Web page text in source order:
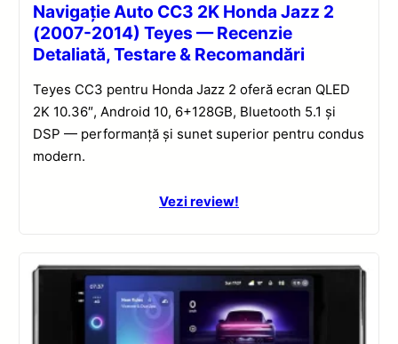
Navigație Auto CC3 2K Honda Jazz 2
(2007-2014) Teyes — Recenzie
Detaliată, Testare & Recomandări
Teyes CC3 pentru Honda Jazz 2 oferă ecran QLED
2K 10.36″, Android 10, 6+128GB, Bluetooth 5.1 și
DSP — performanță și sunet superior pentru condus
modern.
Vezi review!